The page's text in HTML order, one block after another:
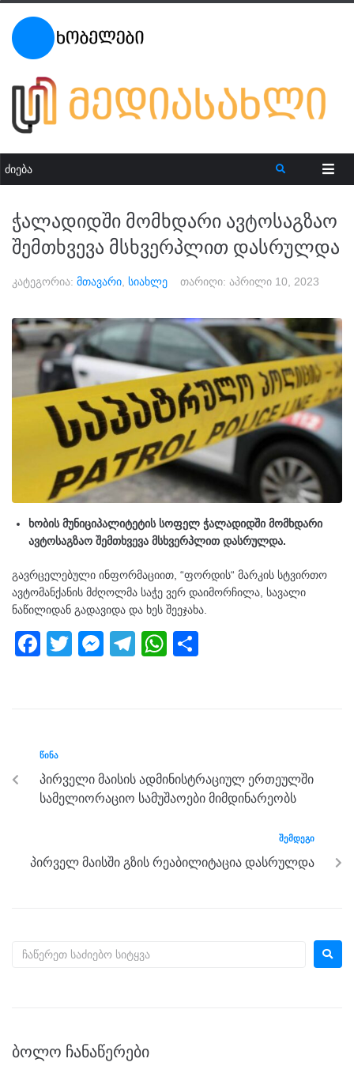
ჭალადიდში მომხდარი ავტოსაგზაო
შემთხვევა მსხვერპლით დასრულდა
კატეგორია: მთავარი სიახლე თარიღი: აპრილი 10, 2023
ხობის მუნიციპალიტეტის სოფელ ჭალადიდში მომხდარი
ავტოსაგზაო შემთხვევა მსხვერპლით დასრულდა.
გავრცელებული ინფორმაციით, “ფორდის“ მარკის სტვირთო
ავტომანქანის მძღოლმა საჭე ვერ დაიმორჩილა, სავალი
ნაწილიდან გადავიდა და ხეს შეეჯახა.
F
b
o
o
T
M
g
er
T
m
W
p
p
ᲬᲘᲜᲐ
პირველი მაისის ადმინისტრაციულ ერთეულში
სამელიორაციო სამუშაოები მიმდინარეობს
ᲨᲔᲛᲓᲔᲒᲘ
პირველ მაისში გზის რეაბილიტაცია დასრულდა
ᲑᲝᲚᲝ ᲩᲐᲜᲐᲬᲔᲠᲔᲑᲘ